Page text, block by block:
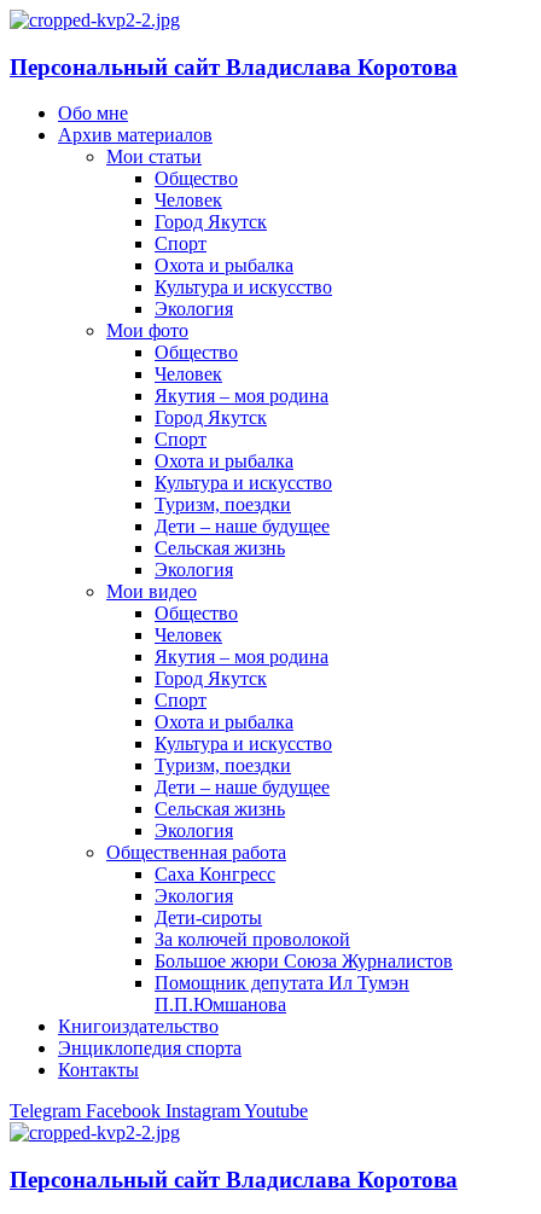
Персональный сайт Владислава Коротова
Обо мне
Архив материалов
Мои статьи
Общество
Человек
Город Якутск
Спорт
Охота и рыбалка
Культура и искусство
Экология
Мои фото
Общество
Человек
Якутия – моя родина
Город Якутск
Спорт
Охота и рыбалка
Культура и искусство
Туризм, поездки
Дети – наше будущее
Сельская жизнь
Экология
Мои видео
Общество
Человек
Якутия – моя родина
Город Якутск
Спорт
Охота и рыбалка
Культура и искусство
Туризм, поездки
Дети – наше будущее
Сельская жизнь
Экология
Общественная работа
Саха Конгресс
Экология
Дети-сироты
За колючей проволокой
Большое жюри Союза Журналистов
Помощник депутата Ил Тумэн
П.П.Юмшанова
Книгоиздательство
Энциклопедия спорта
Контакты
Telegram Facebook InstagramYoutube
Персональный сайт Владислава Коротова